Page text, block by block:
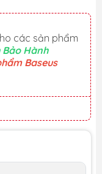
các sản phẩm
Bảo Hành
Baseus